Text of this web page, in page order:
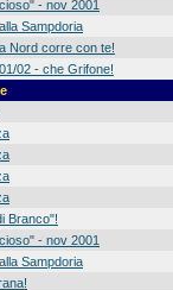
- nov 2001
Sampdoria
Nord corre con te!
02 - che Grifone!
Branco"!
- nov 2001
Sampdoria